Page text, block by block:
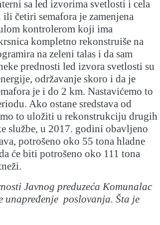
sa led izvorima svetlosti i cela
četiri semafora je zamenjena
kontrolerom koji ima
kompletno rekonstruiše na
na zeleni talas i da sam
prednosti led izvora svetlosti su
održavanje skoro i da je
je i do 2 km. Nastavićemo to
Ako ostane sredstava od
to uložiti u rekonstrukciju drugih
službe, u 2017. godini obavljeno
potrošeno oko 55 tona hladne
će biti potrošeno oko 111 tona
Javnog preduzeća Komunalac
poslovanja. Šta je